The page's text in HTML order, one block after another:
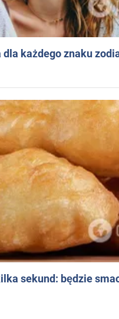
każdego znaku
sekund: będzie